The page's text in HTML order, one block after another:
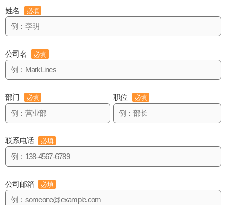
姓名 必填
公司名 必填
部门 必填 职位 必填
联系电话 必填
公司邮箱 必填